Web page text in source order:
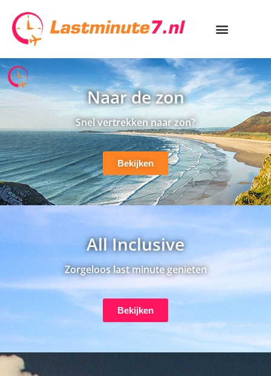
Naar de zon
Snel vertrekken naar zon?
Bekijken
All Inclusive
Zorgeloos last minute genieten
Bekijken